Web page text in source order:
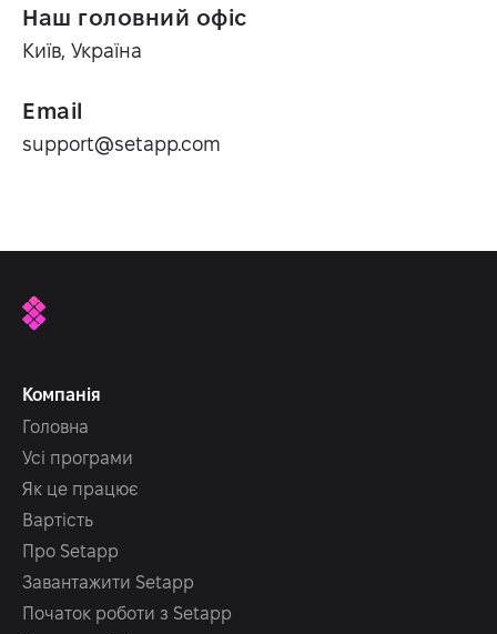
Наш головний офіс
Київ, Україна
Email
support@setapp.com
Компанія
Головна
Усі програми
Як це працює
Вартість
Про Setapp
Завантажити Setapp
Початок роботи з Setapp